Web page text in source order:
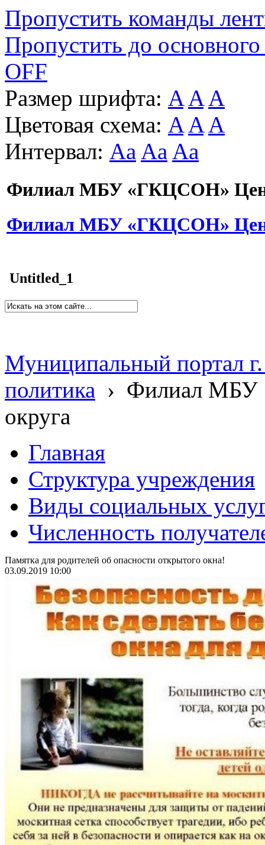
Пропустить команды
Пропустить до основного
OFF
Размер шрифта: A A A
Цветовая схема: A A A
Интервал: Aa Aa Aa
Филиал МБУ «ГКЦСОН»
Филиал МБУ «ГКЦСОН»
Untitled_1
Муниципальный портал
политика › Филиал МБУ
округа
Главная
Структура учреждения
Виды социальных
Численность
Памятка для родителей об опасности открытого окна!
03.09.2019 10:00